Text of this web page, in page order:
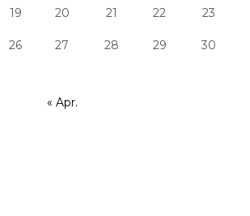
19 20 21 22 23
26 27 28 29 30
« Apr.